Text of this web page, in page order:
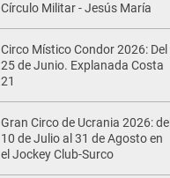
Círculo Militar - Jesús María
Circo Místico Condor 2026: Del
25 de Junio. Explanada Costa
21
Gran Circo de Ucrania 2026: del
10 de Julio al 31 de Agosto en
el Jockey Club-Surco